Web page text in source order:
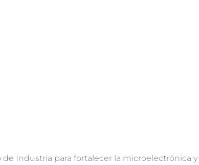
de Industria para fortalecer la microelectrónica